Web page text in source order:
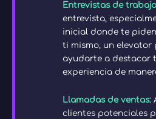
Entrevistas de
entrevista,
inicial donde te
ti mismo, un elevator
ayudarte a destacar
experiencia de
Llamadas de ventas:
clientes potenciales